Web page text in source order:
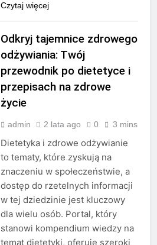
Czytaj więcej
Odkryj tajemnice zdrowego
odżywiania: Twój
przewodnik po dietetyce i
przepisach na zdrowe
życie
admin 2 lata ago 0 3 mins
Dietetyka i zdrowe odżywianie
to tematy, które zyskują na
znaczeniu w społeczeństwie, a
dostęp do rzetelnych informacji
w tej dziedzinie jest kluczowy
dla wielu osób. Portal, który
stanowi kompendium wiedzy na
temat dietetyki, oferuje szeroki